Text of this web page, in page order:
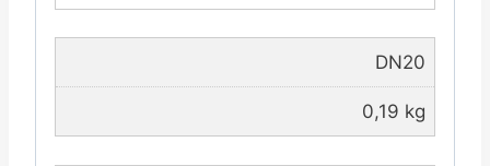
DN20
0,19 kg